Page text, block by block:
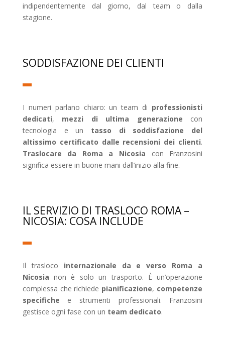
indipendentemente dal giorno, dal team o dalla
stagione.
SODDISFAZIONE DEI CLIENTI
I numeri parlano chiaro: un team di professionisti
dedicati, mezzi di ultima generazione con
tecnologia e un tasso di soddisfazione del
altissimo certificato dalle recensioni dei clienti.
Traslocare da Roma a Nicosia con Franzosini
significa essere in buone mani dall’inizio alla fine.
IL SERVIZIO DI TRASLOCO ROMA –
NICOSIA: COSA INCLUDE
Il trasloco internazionale da e verso Roma a
Nicosia non è solo un trasporto. È un’operazione
complessa che richiede pianificazione, competenze
specifiche e strumenti professionali. Franzosini
gestisce ogni fase con un team dedicato.